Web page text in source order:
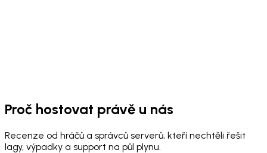
Proč hostovat právě u nás
Recenze od hráčů a správců serverů, kteří nechtěli řešit
lagy, výpadky a support na půl plynu.